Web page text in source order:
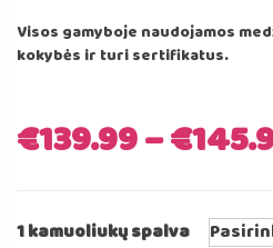
Visos gamyboje naudojamos
kokybės ir turi sertifikatus.
€139.99–€
1 kamuoliukų spalva